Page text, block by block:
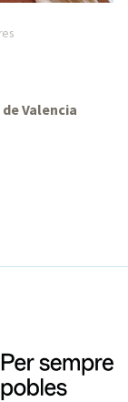
Valencia